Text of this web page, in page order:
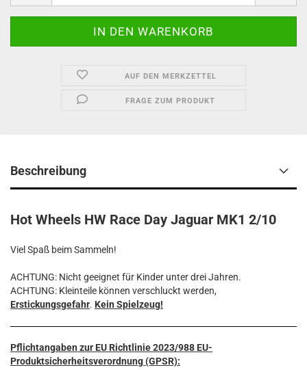
AUF DEN MERKZETTEL
FRAGE ZUM PRODUKT
Beschreibung
Hot Wheels HW Race Day Jaguar MK1 2/10
Viel Spaß beim Sammeln!
ACHTUNG: Nicht geeignet für Kinder unter drei Jahren.
ACHTUNG: Kleinteile können verschluckt werden,
Erstickungsgefahr. Kein Spielzeug!
Pflichtangaben zur EU Richtlinie 2023/988 EU-
Produktsicherheitsverordnung (GPSR):